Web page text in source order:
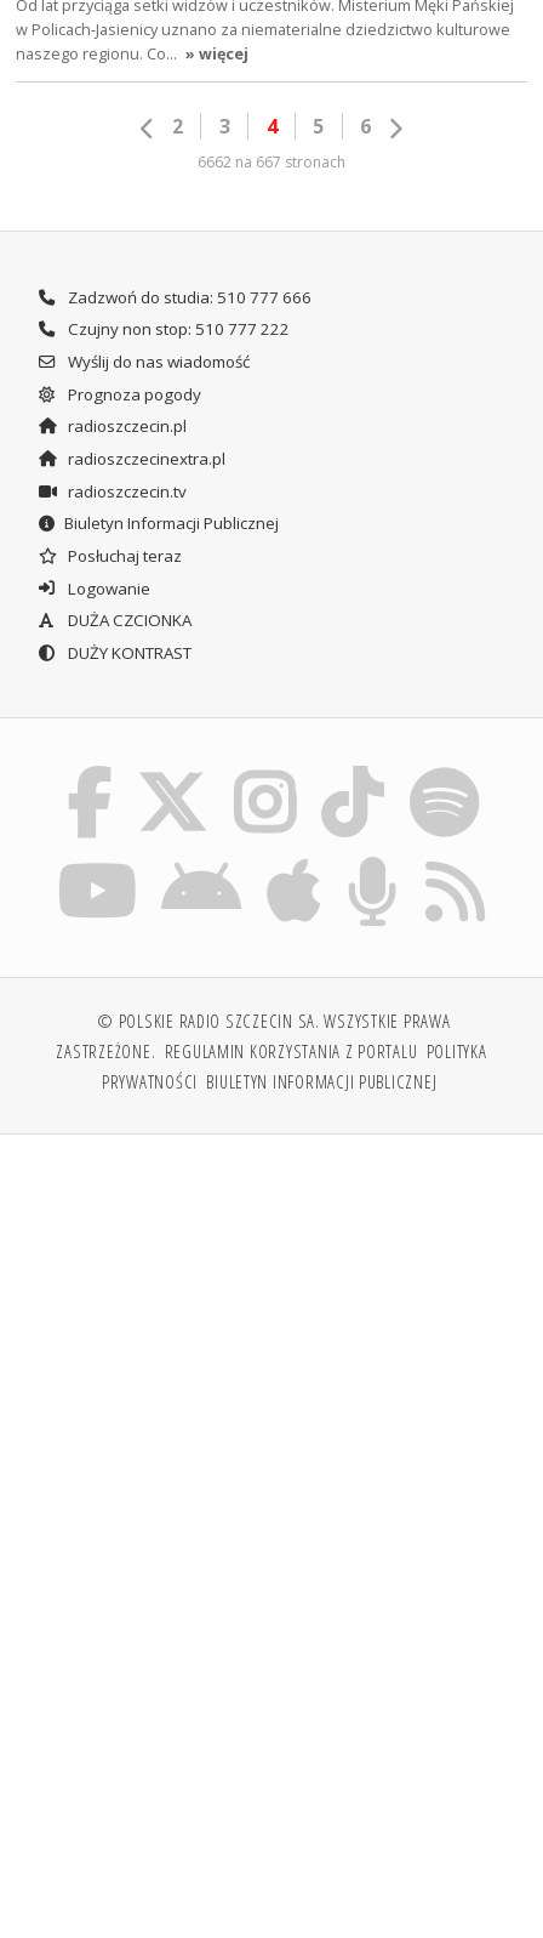
Od lat przyciąga setki widzów i uczestników. Misterium Męki Pańskiej
w Policach-Jasienicy uznano za niematerialne dziedzictwo kulturowe
naszego regionu. Co… » więcej
2 3 4 5 6
6662 na 667 stronach
Zadzwoń do studia: 510 777 666
Czujny non stop: 510 777 222
Wyślij do nas wiadomość
Prognoza pogody
radioszczecin.pl
radioszczecinextra.pl
radioszczecin.tv
Biuletyn Informacji Publicznej
Posłuchaj teraz
Logowanie
DUŻA CZCIONKA
DUŻY KONTRAST
© POLSKIE RADIO SZCZECIN SA. WSZYSTKIE PRAWA
ZASTRZEŻONE. REGULAMIN KORZYSTANIA Z PORTALU POLITYKA
PRYWATNOŚCI BIULETYN INFORMACJI PUBLICZNEJ